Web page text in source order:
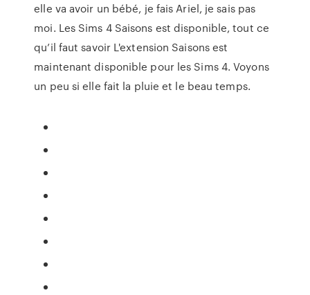
elle va avoir un bébé, je fais Ariel, je sais pas
moi. Les Sims 4 Saisons est disponible, tout ce
qu’il faut savoir L'extension Saisons est
maintenant disponible pour les Sims 4. Voyons
un peu si elle fait la pluie et le beau temps.